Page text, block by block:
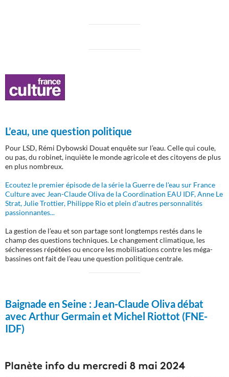
L’eau, une question politique
Pour LSD, Rémi Dybowski Douat enquête sur l’eau. Celle qui coule,
ou pas, du robinet, inquiète le monde agricole et des citoyens de plus
en plus nombreux.
Ecoutez le premier épisode de la série la Guerre de l'eau sur France
Culture avec Jean-Claude Oliva de la Coordination EAU IDF, Anne Le
Strat, Julie Trottier, Philippe Rio et plein d'autres personnalités
passionnantes...
La gestion de l’eau et son partage sont longtemps restés dans le
champ des questions techniques. Le changement climatique, les
sécheresses répétées ou encore les mobilisations contre les méga-
bassines ont fait de l’eau une question politique centrale.
Baignade en Seine :Jean-Claude Oliva débat
avec Arthur Germain et Michel Riottot (FNE-
IDF)